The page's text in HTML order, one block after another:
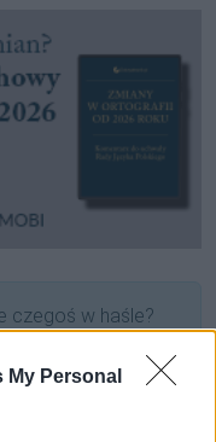
My Personal
czegoś w haśle?